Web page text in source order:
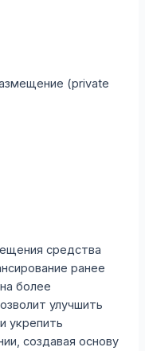
(private
средства
ранее
более
улучшить
укрепить
создавая основу